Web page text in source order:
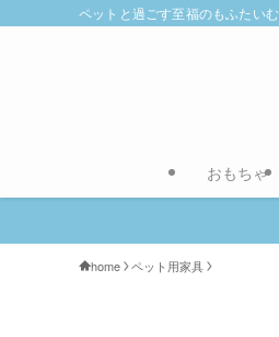
ペットと過ごす至福のもふたいむ
おもちゃ
home ペット用家具